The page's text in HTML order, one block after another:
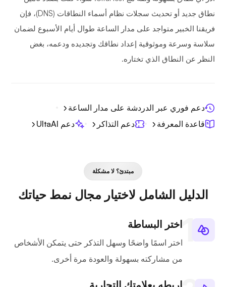
نطاق جديد أو تحديث سجلات نظام أسماء النطاقات (DNS)، فإن
فريقنا الخبير متواجد على مدار الساعة طوال أيام الأسبوع لضمان
سلاسة وسرعة وموثوقية إعداد نطاقك وتجديده ودعمه، بغض
النظر عن النطاق الذي تختاره.
دعم فوري عبر الدردشة على مدار الساعة
قاعدة المعرفة
دعم التذاكر دعم UltaAI
مبتدئ؟ لا مشكلة
الدليل الشامل لاختيار مجال نمط حياتك
اختر البساطة
اختر اسمًا واضحًا وسهل التذكر حتى يتمكن الأشخاص
من مشاركته بسهولة والعودة مرة أخرى.